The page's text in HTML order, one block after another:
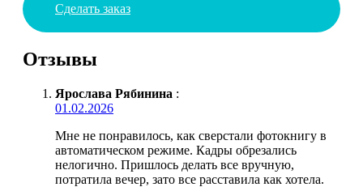
Сделать заказ
Отзывы
Ярослава Рябинина :
01.02.2026
Мне не понравилось, как сверстали фотокнигу в
автоматическом режиме. Кадры обрезались
нелогично. Пришлось делать все вручную,
потратила вечер, зато все расставила как хотела.